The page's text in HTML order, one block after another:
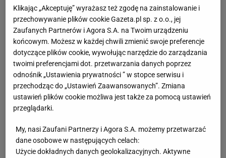
Klikając „Akceptuję” wyrażasz też zgodę na zainstalowanie i
przechowywanie plików cookie Gazeta.pl sp. z o.o., jej
Zaufanych Partnerów i Agora S.A. na Twoim urządzeniu
końcowym. Możesz w każdej chwili zmienić swoje preferencje
dotyczące plików cookie, wywołując narzędzie do zarządzania
twoimi preferencjami dot. przetwarzania danych poprzez
odnośnik „Ustawienia prywatności ” w stopce serwisu i
przechodząc do „Ustawień Zaawansowanych”. Zmiana
ustawień plików cookie możliwa jest także za pomocą ustawień
przeglądarki.
My, nasi Zaufani Partnerzy i Agora S.A. możemy przetwarzać
dane osobowe w następujących celach:
Użycie dokładnych danych geolokalizacyjnych. Aktywne